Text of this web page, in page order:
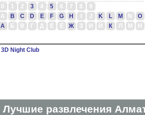
0 1 2 3 4 5 6 7 8
9
A
B C D E F G H J K L M N
O
А
Б В Г Д Е Ё Ж З И Й К Л М Н
3D Night Club
Лучшие развлечения